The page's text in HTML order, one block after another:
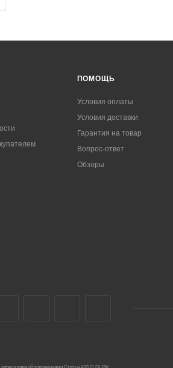
ПОМОЩЬ
Условия оплаты
Условия доставки
Гарантия на товар
Вопрос-ответ
Обзоры